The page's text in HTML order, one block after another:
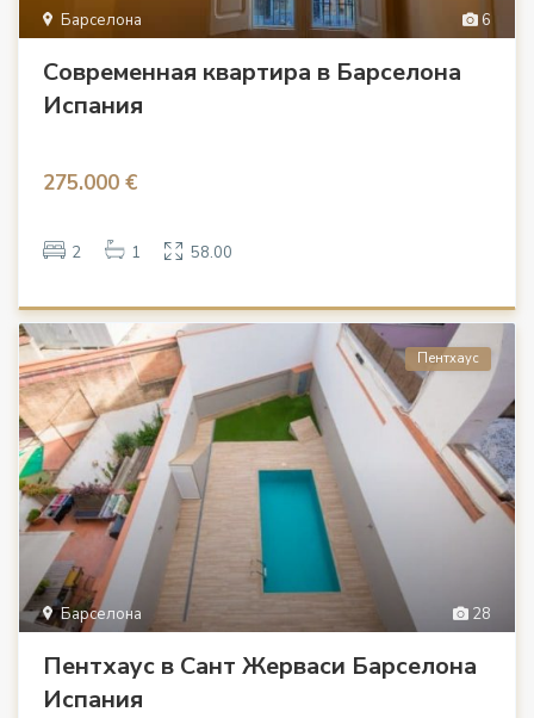
6
Барселона
Современная квартира в Барселона
Испания
275.000 €
2 1 58.00
28
Барселона
Пентхаус
Пентхаус в Сант Жерваси Барселона
Испания